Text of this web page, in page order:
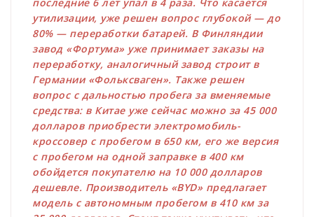
утилизации, уже решен вопрос глубокой — до
80% — переработки батарей. В Финляндии
завод «Фортума» уже принимает заказы на
переработку, аналогичный завод строит в
Германии «Фольксваген». Также решен
вопрос с дальностью пробега за вменяемые
средства: в Китае уже сейчас можно за 45 000
долларов приобрести электромобиль-
кроссовер с пробегом в 650 км, его же версия
с пробегом на одной заправке в 400 км
обойдется покупателю на 10 000 долларов
дешевле. Производитель «BYD» предлагает
модель с автономным пробегом в 410 км за